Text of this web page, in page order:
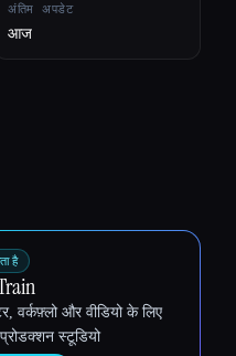
अंतिम अपडेट
आज
है
वर्कफ़्लो और वीडियो के लिए
स्टूडियो